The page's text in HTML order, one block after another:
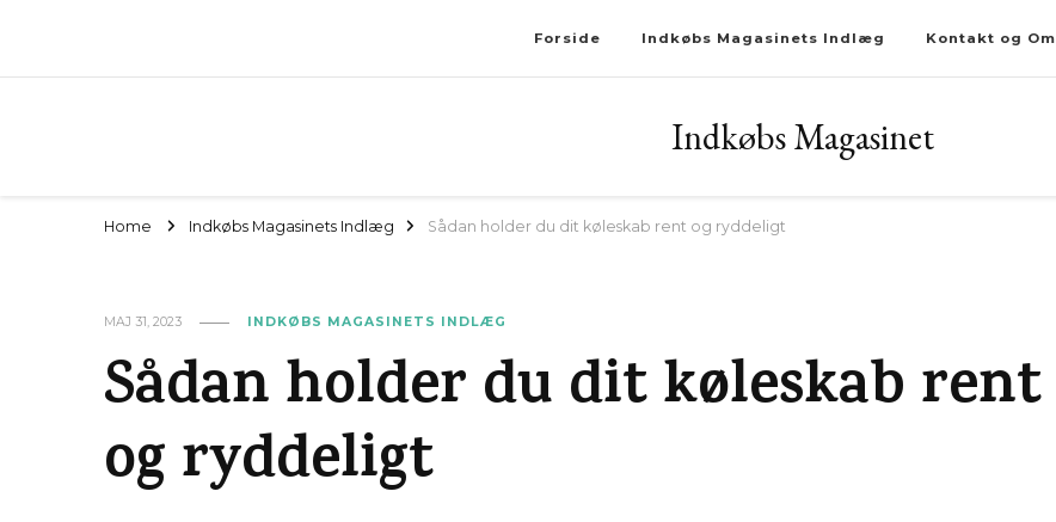
Forside Indkøbs Magasinets Indlæg Kontakt og Om
Indkøbs Magasinet
Home Indkøbs Magasinets Indlæg Sådan holder du dit køleskab rent og ryddeligt
MAJ 31, 2023 INDKØBS MAGASINETS INDLÆG
Sådan holder du dit køleskab rent
og ryddeligt